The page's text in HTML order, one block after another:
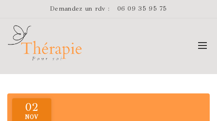
Demandez un rdv : 06 09 35 95 75
02
NOV